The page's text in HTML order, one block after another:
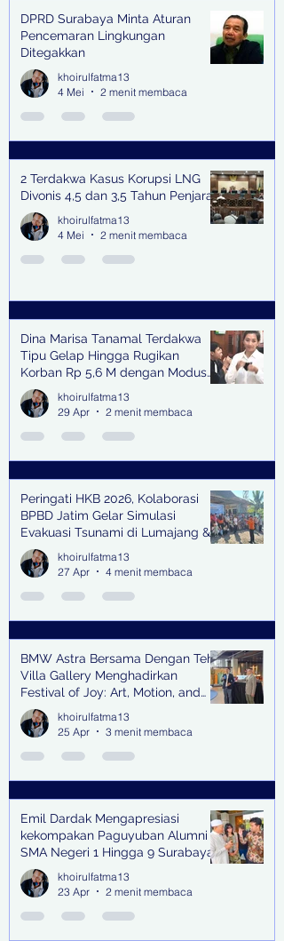
DPRD Surabaya Minta Aturan
Pencemaran Lingkungan
Ditegakkan
khoirulfatma13
4 Mei
2 menit membaca
2 Terdakwa Kasus Korupsi LNG
Divonis 4,5 dan 3,5 Tahun Penjara
khoirulfatma13
4 Mei
2 menit membaca
Dina Marisa Tanamal Terdakwa
Tipu Gelap Hingga Rugikan
Korban Rp 5,6 M dengan Modus
Kerja Sama Impor Bodong
khoirulfatma13
29 Apr
2 menit membaca
Peringati HKB 2026, Kolaborasi
BPBD Jatim Gelar Simulasi
Evakuasi Tsunami di Lumajang &
Trenggalek
khoirulfatma13
27 Apr
4 menit membaca
BMW Astra Bersama Dengan Teh
Villa Gallery Menghadirkan
Festival of Joy: Art, Motion, and
Scent
khoirulfatma13
25 Apr
3 menit membaca
Emil Dardak Mengapresiasi
kekompakan Paguyuban Alumni
SMA Negeri 1 Hingga 9 Surabaya
(Pasmanbaya) dalam Kegiatan
Halal Bihalal
khoirulfatma13
23 Apr
2 menit membaca